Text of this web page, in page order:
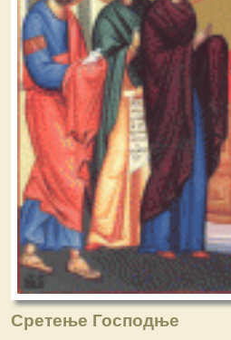
Сретење Господње